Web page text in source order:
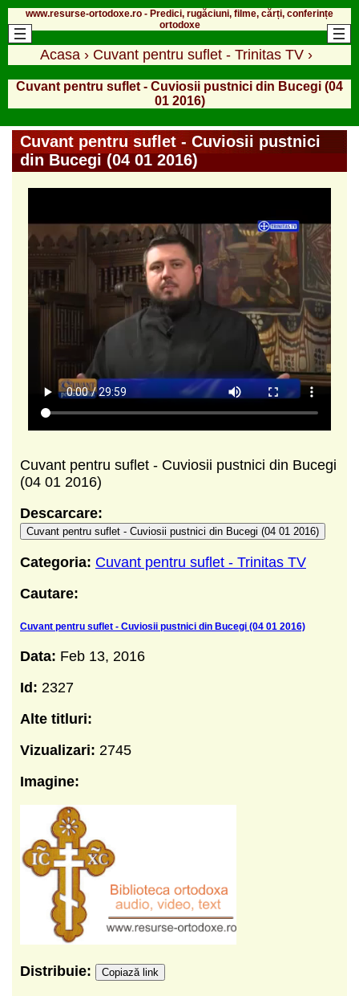
www.resurse-ortodoxe.ro - Predici, rugăciuni, filme, cărți, conferințe
ortodoxe
Acasa › Cuvant pentru suflet - Trinitas TV ›
Cuvant pentru suflet - Cuviosii pustnici din Bucegi (04
01 2016)
Cuvant pentru suflet - Cuviosii pustnici
din Bucegi (04 01 2016)
Cuvant pentru suflet - Cuviosii pustnici din Bucegi
(04 01 2016)
Descarcare:
Cuvant pentru suflet - Cuviosii pustnici din Bucegi (04 01 2016)
Categoria: Cuvant pentru suflet - Trinitas TV
Cautare:
Cuvant pentru suflet - Cuviosii pustnici din Bucegi (04 01 2016)
Data: Feb 13, 2016
Id: 2327
Alte titluri:
Vizualizari: 2745
Imagine:
Distribuie: Copiază link